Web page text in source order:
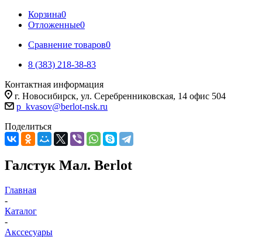
Корзина0
Отложенные0
Сравнение товаров0
8 (383) 218-38-83
Контактная информация
г. Новосибирск, ул. Серебренниковская, 14 офис 504
p_kvasov@berlot-nsk.ru
Поделиться
Галстук Мал. Berlot
Главная
-
Каталог
-
Акссесуары